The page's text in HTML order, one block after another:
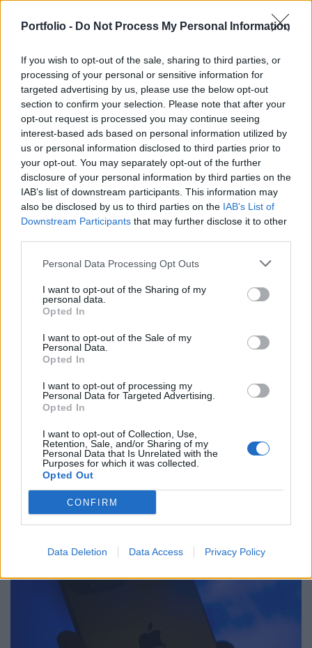
Portfolio - Do Not Process My Personal Information
If you wish to opt-out of the sale, sharing to third parties, or
processing of your personal or sensitive information for
targeted advertising by us, please use the below opt-out
section to confirm your selection. Please note that after your
opt-out request is processed you may continue seeing
interest-based ads based on personal information utilized by
us or personal information disclosed to third parties prior to
your opt-out. You may separately opt-out of the further
disclosure of your personal information by third parties on the
IAB’s list of downstream participants. This information may
also be disclosed by us to third parties on the IAB’s List of
Downstream Participants that may further disclose it to other
Personal Data Processing Opt Outs
I want to opt-out of the Sharing of my
personal data.
Opted In
I want to opt-out of the Sale of my
Personal Data.
Opted In
I want to opt-out of processing my
Personal Data for Targeted Advertising.
Opted In
I want to opt-out of Collection, Use,
Retention, Sale, and/or Sharing of my
Personal Data that Is Unrelated with the
Purposes for which it was collected.
Opted Out
CONFIRM
Data Deletion Data Access Privacy Policy
2025. június 16. 16:15 | Portfolio
Aranyba öntött okostelefonok gyártásába
kezd a Trump család: szeptembertől indul a
Trump Mobile
Mobile néven saját mobilszolgáltatót indítanak és új
szlogenje, a Make America Great Again sem maradhatott le
- írja a Reuters.
2025. június 13. 15:54 | Portfolio
Meglepő bejelentéseket tett az Apple:
mindenki ezekre az újításokra figyelt
Az Apple bejelentéseit minden évben kifejezetten nagy
érdeklődők, mind az átlagfelhasználók részéről. A
legújabb készülékeit, azt megelőzően júniusban pedig az
éves fejlesztői konferenciájukon (WWDC) a szoftveres
újdonságokat jelentik be. Az Apple idei WWDC rendezvénye
talán nem tartogatott akkora dobásokat, mint a tavalyi, AI
fókuszú bemutató, az érdeklődés mégis nagy volt a Google